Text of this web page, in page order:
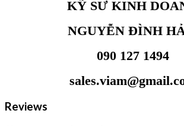
KỸ SƯ KINH
NGUYỄN ĐÌNH
090 127 1494
Reviews